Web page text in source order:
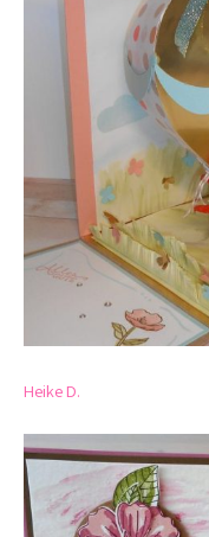
Heike D.